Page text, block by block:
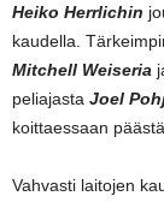
Heiko Herrlichin
kaudella.
Mitchell Weiseria
peliajasta Joel
koittaessaan
Vahvasti laitojen